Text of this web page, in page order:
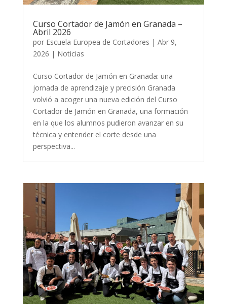
Curso Cortador de Jamón en Granada –
Abril 2026
por Escuela Europea de Cortadores | Abr 9,
2026 | Noticias
Curso Cortador de Jamón en Granada: una
jornada de aprendizaje y precisión Granada
volvió a acoger una nueva edición del Curso
Cortador de Jamón en Granada, una formación
en la que los alumnos pudieron avanzar en su
técnica y entender el corte desde una
perspectiva...